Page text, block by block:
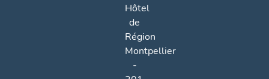
Hôtel
de
Région
Montpellier
-